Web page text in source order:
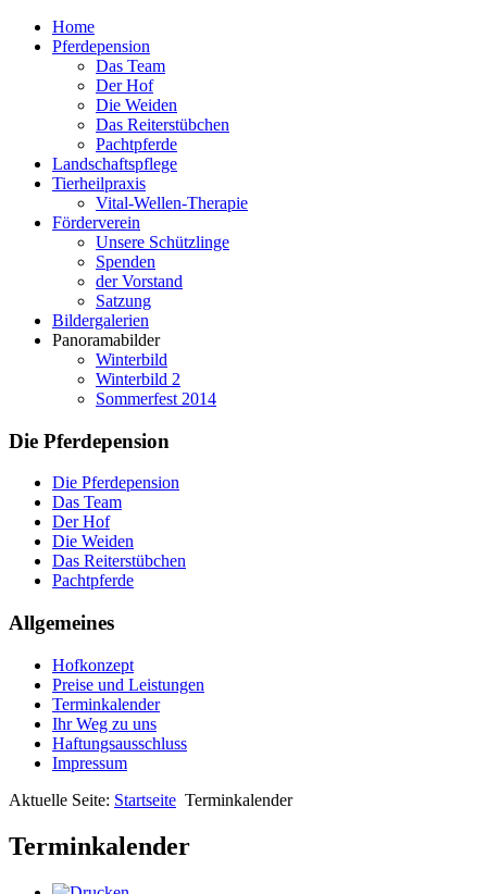
Home
Pferdepension
Das Team
Der Hof
Die Weiden
Das Reiterstübchen
Pachtpferde
Landschaftspflege
Tierheilpraxis
Vital-Wellen-Therapie
Förderverein
Unsere Schützlinge
Spenden
der Vorstand
Satzung
Bildergalerien
Panoramabilder
Winterbild
Winterbild 2
Sommerfest 2014
Die Pferdepension
Die Pferdepension
Das Team
Der Hof
Die Weiden
Das Reiterstübchen
Pachtpferde
Allgemeines
Hofkonzept
Preise und Leistungen
Terminkalender
Ihr Weg zu uns
Haftungsausschluss
Impressum
Aktuelle Seite: Startseite Terminkalender
Terminkalender